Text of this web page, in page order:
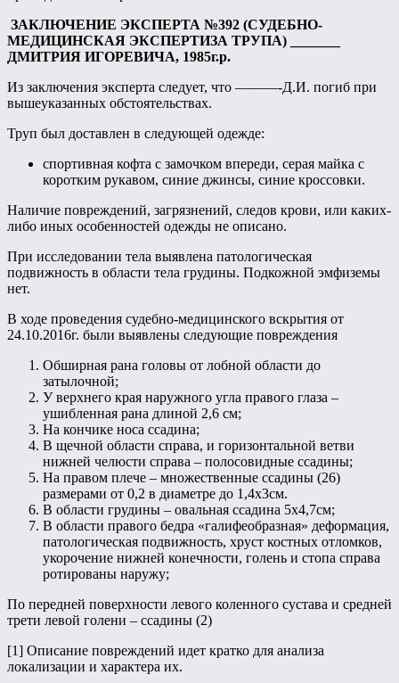
ЗАКЛЮЧЕНИЕ ЭКСПЕРТА №392 (СУДЕБНО-
МЕДИЦИНСКАЯ ЭКСПЕРТИЗА ТРУПА)
ДМИТРИЯ ИГОРЕВИЧА, 1985г.р.
Из заключения эксперта следует, что ———-Д.И. погиб при
вышеуказанных обстоятельствах.
Труп был доставлен в следующей одежде:
спортивная кофта с замочком впереди, серая майка с
коротким рукавом, синие джинсы, синие кроссовки.
Наличие повреждений, загрязнений, следов крови, или каких-
либо иных особенностей одежды не описано.
При исследовании тела выявлена патологическая
подвижность в области тела грудины. Подкожной эмфиземы
нет.
В ходе проведения судебно-медицинского вскрытия от
24.10.2016г. были выявлены следующие повреждения
Обширная рана головы от лобной области до
затылочной;
У верхнего края наружного угла правого глаза –
ушибленная рана длиной 2,6 см;
На кончике носа ссадина;
В щечной области справа, и горизонтальной ветви
нижней челюсти справа – полосовидные ссадины;
На правом плече – множественные ссадины (26)
размерами от 0,2 в диаметре до 1,4х3см.
В области грудины – овальная ссадина 5х4,7см;
В области правого бедра «галифеобразная» деформация,
патологическая подвижность, хруст костных отломков,
укорочение нижней конечности, голень и стопа справа
ротированы наружу;
По передней поверхности левого коленного сустава и средней
трети левой голени – ссадины (2)
[1] Описание повреждений идет кратко для анализа
локализации и характера их.